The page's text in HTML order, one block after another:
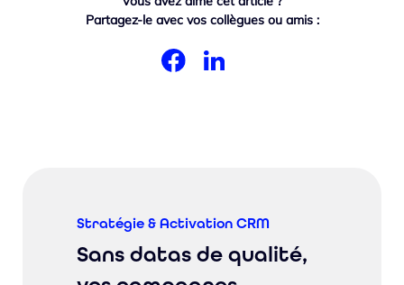
Partagez-le avec vos collègues ou amis :
Stratégie & Activation CRM
Sans datas de qualité,